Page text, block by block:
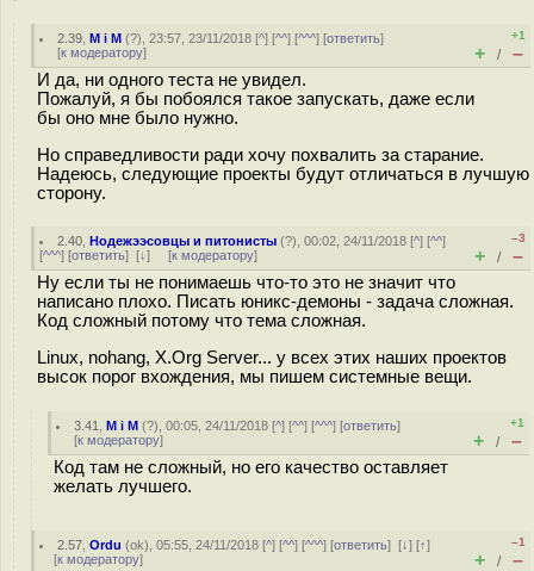
2.39 ,M i M (?), 23:57, 23/11/2018 [^] [^^] [^^^] [ответить]
[к модератору]
+1
+ / –
И да, ни одного теста не увидел.
Пожалуй, я бы побоялся такое запускать, даже если
бы оно мне было нужно.
Но справедливости ради хочу похвалить за старание.
Надеюсь, следующие проекты будут отличаться в лучшую
сторону.
2.40 ,Нодежээсовцы и питонисты (?), 00:02, 24/11/2018 [^] [^^]
[^^^] [ответить] [↓] [к модератору]
–3
+ / –
Ну если ты не понимаешь что-то это не значит что
написано плохо. Писать юникс-демоны - задача сложная.
Код сложный потому что тема сложная.
Linux, nohang, X.Org Server... у всех этих наших проектов
высок порог вхождения, мы пишем системные вещи.
3.41 ,M i M (?), 00:05, 24/11/2018 [^] [^^] [^^^] [ответить]
[к модератору]
+1
+ / –
Код там не сложный, но его качество оставляет
желать лучшего.
2.57 ,Ordu (ok), 05:55, 24/11/2018 [^] [^^] [^^^] [ответить][↓] [↑]
[к модератору]
–1
+ / –